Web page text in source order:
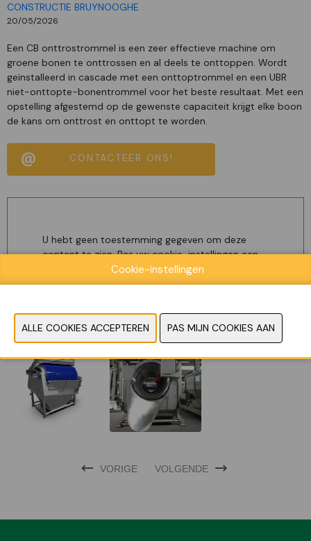
CONSTRUCTIE BRUYNOOGHE
20/05/2026
Een CB onttrostrommel is een zeer effectieve machine om
groene bonen te onttrossen en al deels te onttoppen. Wordt
geïnstalleerd in cascade met een onttoptrommel en een UBR
niet-onttopte-bonentrommel voor het beste resultaat. Met een
opstelling afgestemd op de gewenste capaciteit krijgt elke boon
de kans om onttrost en onttopt te worden.
CONTACTEER ONS!
U hebt geen toestemming gegeven om deze
content te zien. Pas uw cookie-instellingen aan
om deze content te zien.Cookies bekijken
VORIGE VOLGENDE
Cookie-instellingen